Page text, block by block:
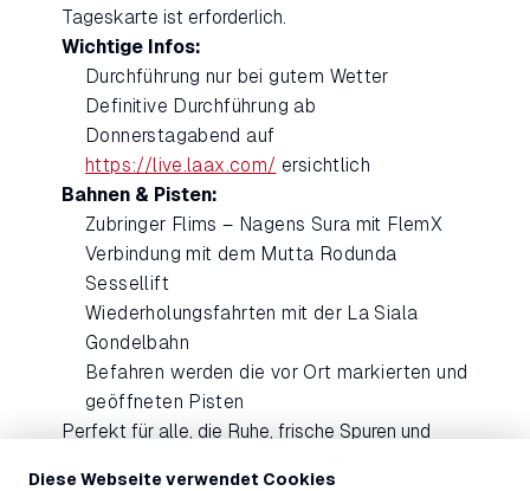
Diese Webseite verwendet Cookies
Tageskarte ist erforderlich.
Wichtige Infos:
Durchführung nur bei gutem Wetter
Definitive Durchführung ab
Donnerstagabend auf
https://live.laax.com/ ersichtlich
Bahnen & Pisten:
Zubringer Flims – Nagens Sura mit FlemX
Verbindung mit dem Mutta Rodunda
Sessellift
Wiederholungsfahrten mit der La Siala
Gondelbahn
Befahren werden die vor Ort markierten und
geöffneten Pisten
Perfekt für alle, die Ruhe, frische Spuren und